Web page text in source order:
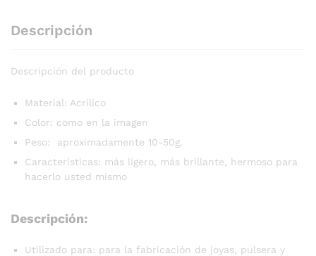
Descripción
Descripción del producto
Material: Acrílico
Color: como en la imagen
Peso: aproximadamente 10-50g.
Características: más ligero, más brillante, hermoso para
hacerlo usted mismo
Descripción:
Utilizado para: para la fabricación de joyas, pulsera y